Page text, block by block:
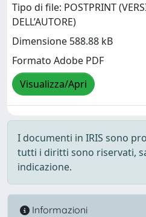
Tipo di file: POSTPRINT
DELL’AUTORE)
Dimensione 588.88 kB
Formato Adobe PDF
Visualizza/Apri
I documenti in IRIS sono
tutti i diritti sono riservati,
indicazione.
Informazioni